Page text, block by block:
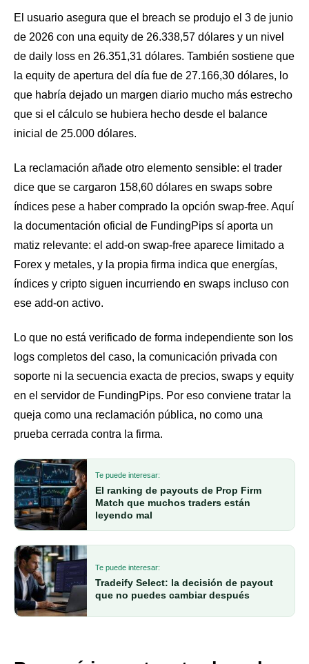
El usuario asegura que el breach se produjo el 3 de junio
de 2026 con una equity de 26.338,57 dólares y un nivel
de daily loss en 26.351,31 dólares. También sostiene que
la equity de apertura del día fue de 27.166,30 dólares, lo
que habría dejado un margen diario mucho más estrecho
que si el cálculo se hubiera hecho desde el balance
inicial de 25.000 dólares.
La reclamación añade otro elemento sensible: el trader
dice que se cargaron 158,60 dólares en swaps sobre
índices pese a haber comprado la opción swap-free. Aquí
la documentación oficial de FundingPips sí aporta un
matiz relevante: el add-on swap-free aparece limitado a
Forex y metales, y la propia firma indica que energías,
índices y cripto siguen incurriendo en swaps incluso con
ese add-on activo.
Lo que no está verificado de forma independiente son los
logs completos del caso, la comunicación privada con
soporte ni la secuencia exacta de precios, swaps y equity
en el servidor de FundingPips. Por eso conviene tratar la
queja como una reclamación pública, no como una
prueba cerrada contra la firma.
Te puede interesar:
El ranking de payouts de Prop Firm
Match que muchos traders están
leyendo mal
Te puede interesar:
Tradeify Select: la decisión de payout
que no puedes cambiar después